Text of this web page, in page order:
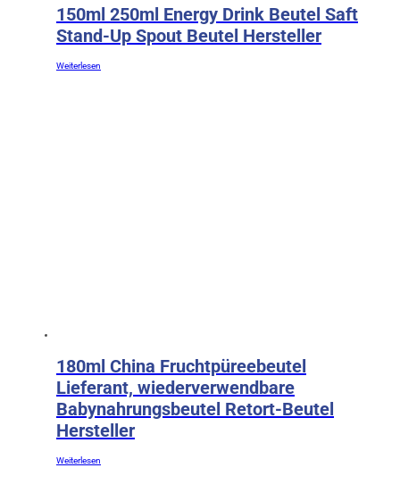
150ml 250ml Energy Drink Beutel Saft
Stand-Up Spout Beutel Hersteller
Weiterlesen
180ml China Fruchtpüreebeutel
Lieferant, wiederverwendbare
Babynahrungsbeutel Retort-Beutel
Hersteller
Weiterlesen